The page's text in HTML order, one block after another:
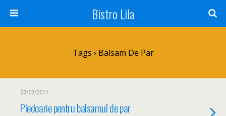
Bistro Lila
Tags › Balsam De Par
27/07/2011
Pledoarie pentru balsamul de par